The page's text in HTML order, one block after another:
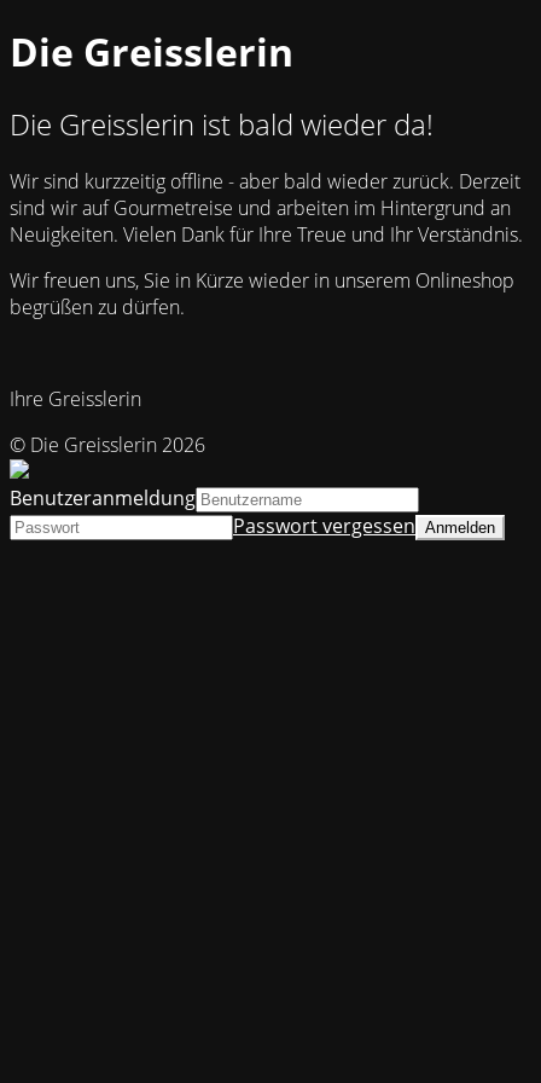
Die Greisslerin
Die Greisslerin ist bald wieder da!
Wir sind kurzzeitig offline - aber bald wieder zurück. Derzeit
sind wir auf Gourmetreise und arbeiten im Hintergrund an
Neuigkeiten. Vielen Dank für Ihre Treue und Ihr Verständnis.
Wir freuen uns, Sie in Kürze wieder in unserem Onlineshop
begrüßen zu dürfen.
Ihre Greisslerin
© Die Greisslerin 2026
Benutzeranmeldung
Passwort vergessen